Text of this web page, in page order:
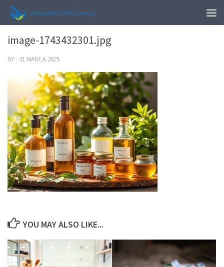
0
image-1743432301.jpg
BY · 31 MARCA 2025
YOU MAY ALSO LIKE...